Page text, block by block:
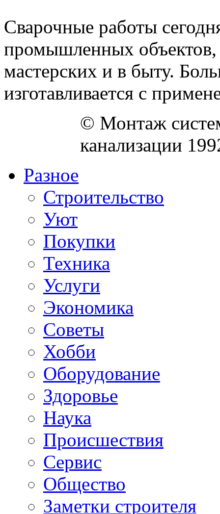
Сварочные работы
промышленных
мастерских и в быту.
изготавливается с
© Монтаж
канализации
Разное
Строительство
Уют
Покупки
Техника
Услуги
Экономика
Советы
Хобби
Oборудование
Здоровье
Наука
Происшествия
Сервис
Общество
Заметки строителя